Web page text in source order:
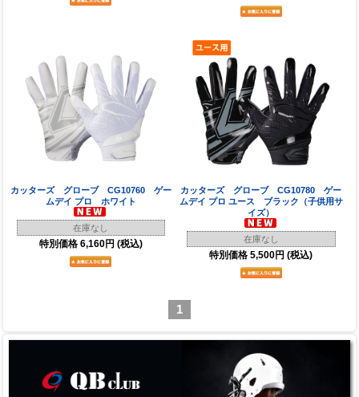
カッターズ グローブ CG10760 ゲー
ムデイ プロ ホワイト
在庫なし
特別価格 6,160円 (税込)
カッターズ グローブ CG10780 ゲー
ムデイ プロ ユース ブラック（子供用サ
イズ）
在庫なし
特別価格 5,500円 (税込)
1